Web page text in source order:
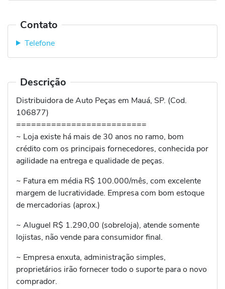
Contato
Telefone
Descrição
Distribuidora de Auto Peças em Mauá, SP. (Cod.
106877)
==========================
~ Loja existe há mais de 30 anos no ramo, bom
crédito com os principais fornecedores, conhecida por
agilidade na entrega e qualidade de peças.
~ Fatura em média R$ 100.000/mês, com excelente
margem de lucratividade. Empresa com bom estoque
de mercadorias (aprox.)
~ Aluguel R$ 1.290,00 (sobreloja), atende somente
lojistas, não vende para consumidor final.
~ Empresa enxuta, administração simples,
proprietários irão fornecer todo o suporte para o novo
comprador.